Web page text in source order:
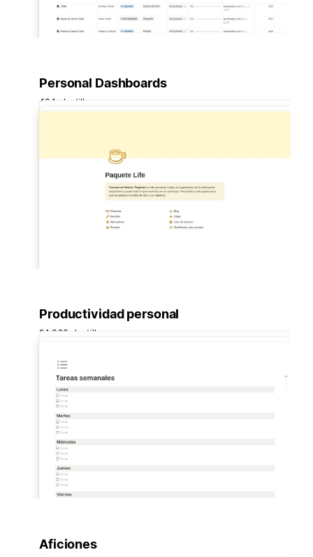
Personal Dashboards
434 plantillas
Productividad personal
24.326 plantillas
Aficiones